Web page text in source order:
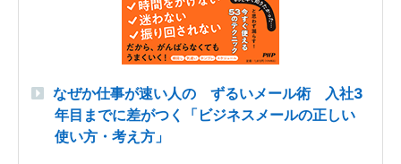
なぜか仕事が速い人の ずるいメール術 入社3
年目までに差がつく「ビジネスメールの正しい
使い方・考え方」